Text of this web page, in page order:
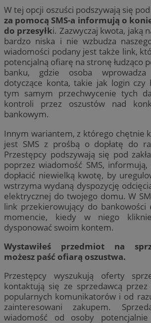
W tej opcji oszuści podszywają się
za pomocą SMS-a informują o
do przesyłki. Zazwyczaj kwota, jaką
bardzo niska i nie wzbudza
wiadomości podany jest także link,
potencjalną ofiarę na stronę łudząco
banku, gdzie osoba
dotyczące konta, takie jak login czy
tym samym przechwycenie tych
kontroli przez oszustów nad
bankowym.
Innym wariantem, z którego chętnie
jest SMS z prośbą o dopłatę do
Przestępcy podszywają się pod
poprzez wiadomość SMS,
dopłacić niewielką kwotę, by
wstrzyma wydaną dyspozycję
elektrycznej do twojego domu. W
link przekierowujący do bankowości
momencie, kiedy w niego
dysponować swoim kontem.
Wystawiłeś przedmiot na
możesz paść ofiarą oszustwa.
Przestępcy wyszukują oferty
kontaktują się ze sprzedawcą
popularnych komunikatorów i od
zainteresowani zakupem.
wiadomość od osoby potencjalnie